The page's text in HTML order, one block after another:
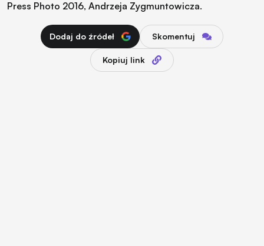
Press Photo 2016, Andrzeja Zygmuntowicza.
Dodaj do źródeł Skomentuj
Kopiuj link